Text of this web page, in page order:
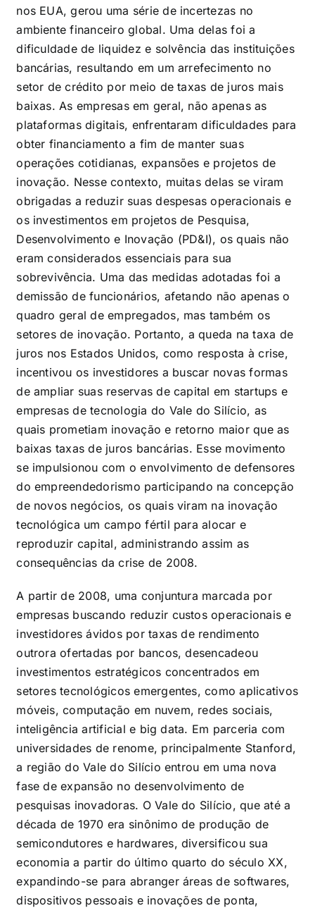
nos EUA, gerou uma série de incertezas no
ambiente financeiro global. Uma delas foi a
dificuldade de liquidez e solvência das instituições
bancárias, resultando em um arrefecimento no
setor de crédito por meio de taxas de juros mais
baixas. As empresas em geral, não apenas as
plataformas digitais, enfrentaram dificuldades para
obter financiamento a fim de manter suas
operações cotidianas, expansões e projetos de
inovação. Nesse contexto, muitas delas se viram
obrigadas a reduzir suas despesas operacionais e
os investimentos em projetos de Pesquisa,
Desenvolvimento e Inovação (PD&I), os quais não
eram considerados essenciais para sua
sobrevivência. Uma das medidas adotadas foi a
demissão de funcionários, afetando não apenas o
quadro geral de empregados, mas também os
setores de inovação. Portanto, a queda na taxa de
juros nos Estados Unidos, como resposta à crise,
incentivou os investidores a buscar novas formas
de ampliar suas reservas de capital em startups e
empresas de tecnologia do Vale do Silício, as
quais prometiam inovação e retorno maior que as
baixas taxas de juros bancárias. Esse movimento
se impulsionou com o envolvimento de defensores
do empreendedorismo participando na concepção
de novos negócios, os quais viram na inovação
tecnológica um campo fértil para alocar e
reproduzir capital, administrando assim as
consequências da crise de 2008.
A partir de 2008, uma conjuntura marcada por
empresas buscando reduzir custos operacionais e
investidores ávidos por taxas de rendimento
outrora ofertadas por bancos, desencadeou
investimentos estratégicos concentrados em
setores tecnológicos emergentes, como aplicativos
móveis, computação em nuvem, redes sociais,
inteligência artificial e big data. Em parceria com
universidades de renome, principalmente Stanford,
a região do Vale do Silício entrou em uma nova
fase de expansão no desenvolvimento de
pesquisas inovadoras. O Vale do Silício, que até a
década de 1970 era sinônimo de produção de
semicondutores e hardwares, diversificou sua
economia a partir do último quarto do século XX,
expandindo-se para abranger áreas de softwares,
dispositivos pessoais e inovações de ponta,